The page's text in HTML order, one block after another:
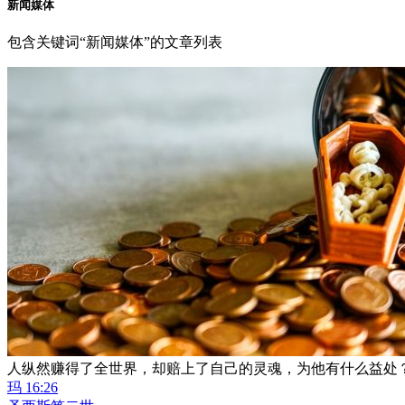
新闻媒体
包含关键词“新闻媒体”的文章列表
人纵然赚得了全世界，却赔上了自己的灵魂，为他有什么益处
玛 16:26